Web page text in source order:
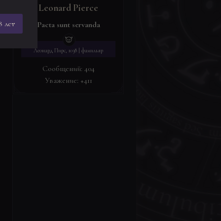
Leonard Pierce
Pacta sunt servanda
Леонард Пирс, 1038 | фамильяр
Сообщений: 404
Уважение: +411
лет